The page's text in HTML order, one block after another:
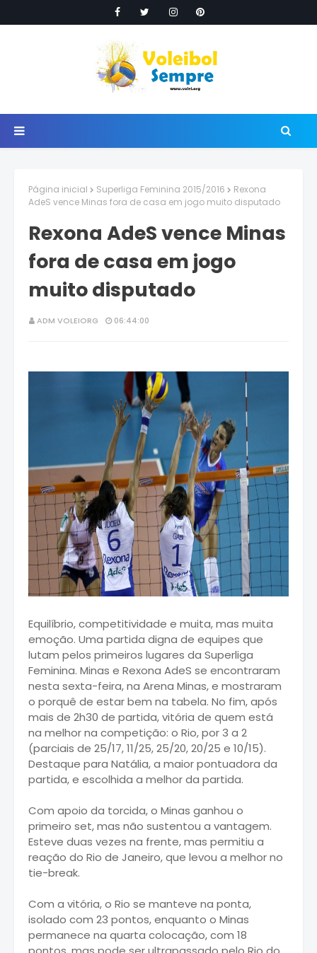
Página inicial Superliga Feminina 2015/2016
Rexona
AdeS vence Minas fora de casa em jogo muito disputado
Rexona AdeS vence Minas
fora de casa em jogo
muito disputado
ADM VOLEIORG 06:44:00
Equilíbrio, competitividade e muita, mas muita
emoção. Uma partida digna de equipes que
lutam pelos primeiros lugares da Superliga
Feminina. Minas e Rexona AdeS se encontraram
nesta sexta-feira, na Arena Minas, e mostraram
o porquê de estar bem na tabela. No fim, após
mais de 2h30 de partida, vitória de quem está
na melhor na competição: o Rio, por 3 a 2
(parciais de 25/17, 11/25, 25/20, 20/25 e 10/15).
Destaque para Natália, a maior pontuadora da
partida, e escolhida a melhor da partida.
Com apoio da torcida, o Minas ganhou o
primeiro set, mas não sustentou a vantagem.
Esteve duas vezes na frente, mas permitiu a
reação do Rio de Janeiro, que levou a melhor no
tie-break.
Com a vitória, o Rio se manteve na ponta,
isolado com 23 pontos, enquanto o Minas
permanece na quarta colocação, com 18